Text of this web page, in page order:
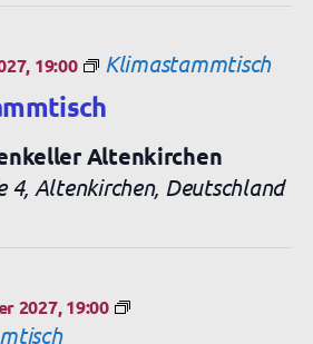
19:00 Klimastammtisch
Altenkirchen
4, Altenkirchen, Deutschland
2027, 19:00